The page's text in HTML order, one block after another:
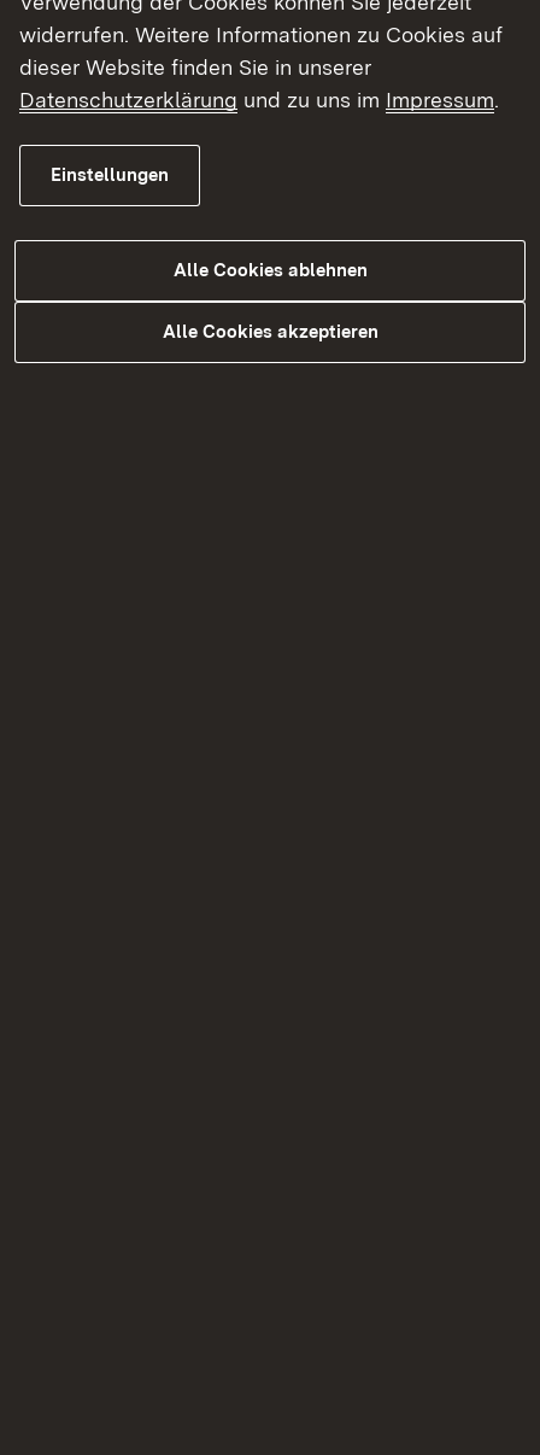
widerrufen. Weitere Informationen zu Cookies auf
dieser Website finden Sie in unserer
Datenschutzerklärung und zu uns im Impressum.
Einstellungen
Alle Cookies ablehnen
Alle Cookies akzeptieren